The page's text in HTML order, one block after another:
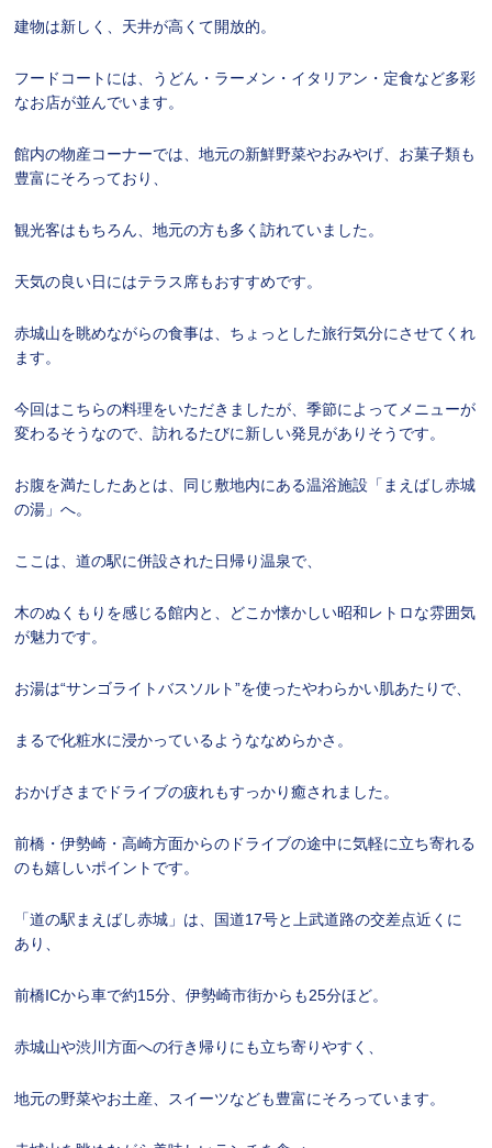
建物は新しく、天井が高くて開放的。
フードコートには、うどん・ラーメン・イタリアン・定食など多彩
なお店が並んでいます。
館内の物産コーナーでは、地元の新鮮野菜やおみやげ、お菓子類も
豊富にそろっており、
観光客はもちろん、地元の方も多く訪れていました。
天気の良い日にはテラス席もおすすめです。
赤城山を眺めながらの食事は、ちょっとした旅行気分にさせてくれ
ます。
今回はこちらの料理をいただきましたが、季節によってメニューが
変わるそうなので、訪れるたびに新しい発見がありそうです。
お腹を満たしたあとは、同じ敷地内にある温浴施設「 まえばし赤城
の湯 」へ。
ここは、道の駅に併設された日帰り温泉で、
木のぬくもりを感じる館内と、どこか懐かしい昭和レトロな雰囲気
が魅力です。
お湯は“サンゴライトバスソルト”を使ったやわらかい肌あたりで、
まるで化粧水に浸かっているようななめらかさ。
おかげさまでドライブの疲れもすっかり癒されました。
前橋・伊勢崎・高崎方面からのドライブの途中に気軽に立ち寄れる
のも嬉しいポイントです。
「道の駅まえばし赤城」は、国道17号と上武道路の交差点近くに
あり、
前橋ICから車で約15分、伊勢崎市街からも25分ほど。
赤城山や渋川方面への行き帰りにも立ち寄りやすく、
地元の野菜やお土産、スイーツなども豊富にそろっています。